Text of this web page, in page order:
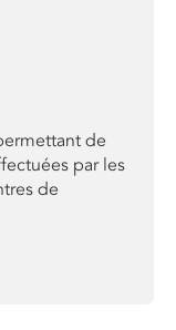
de
par les
de